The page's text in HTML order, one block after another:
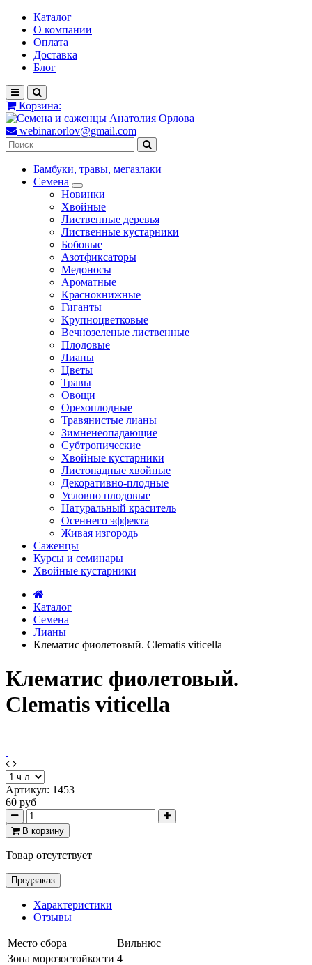
Каталог
О компании
Оплата
Доставка
Блог
Корзина:
webinar.orlov@gmail.com
Бамбуки, травы, мегазлаки
Семена
Новинки
Хвойные
Лиственные деревья
Лиственные кустарники
Бобовые
Азотфиксаторы
Медоносы
Ароматные
Краснокнижные
Гиганты
Крупноцветковые
Вечнозеленые лиственные
Плодовые
Лианы
Цветы
Травы
Овощи
Орехоплодные
Травянистые лианы
Зимненеопадающие
Субтропические
Хвойные кустарники
Листопадные хвойные
Декоративно-плодные
Условно плодовые
Натуральный краситель
Осеннего эффекта
Живая изгородь
Саженцы
Курсы и семинары
Хвойные кустарники
Каталог
Семена
Лианы
Клематис фиолетовый. Clematis viticella
Клематис фиолетовый.
Clematis viticella
Артикул: 1453
60 руб
В корзину
Товар отсутствует
Предзаказ
Характеристики
Отзывы
Место сбора
Вильнюс
Зона морозостойкости 4